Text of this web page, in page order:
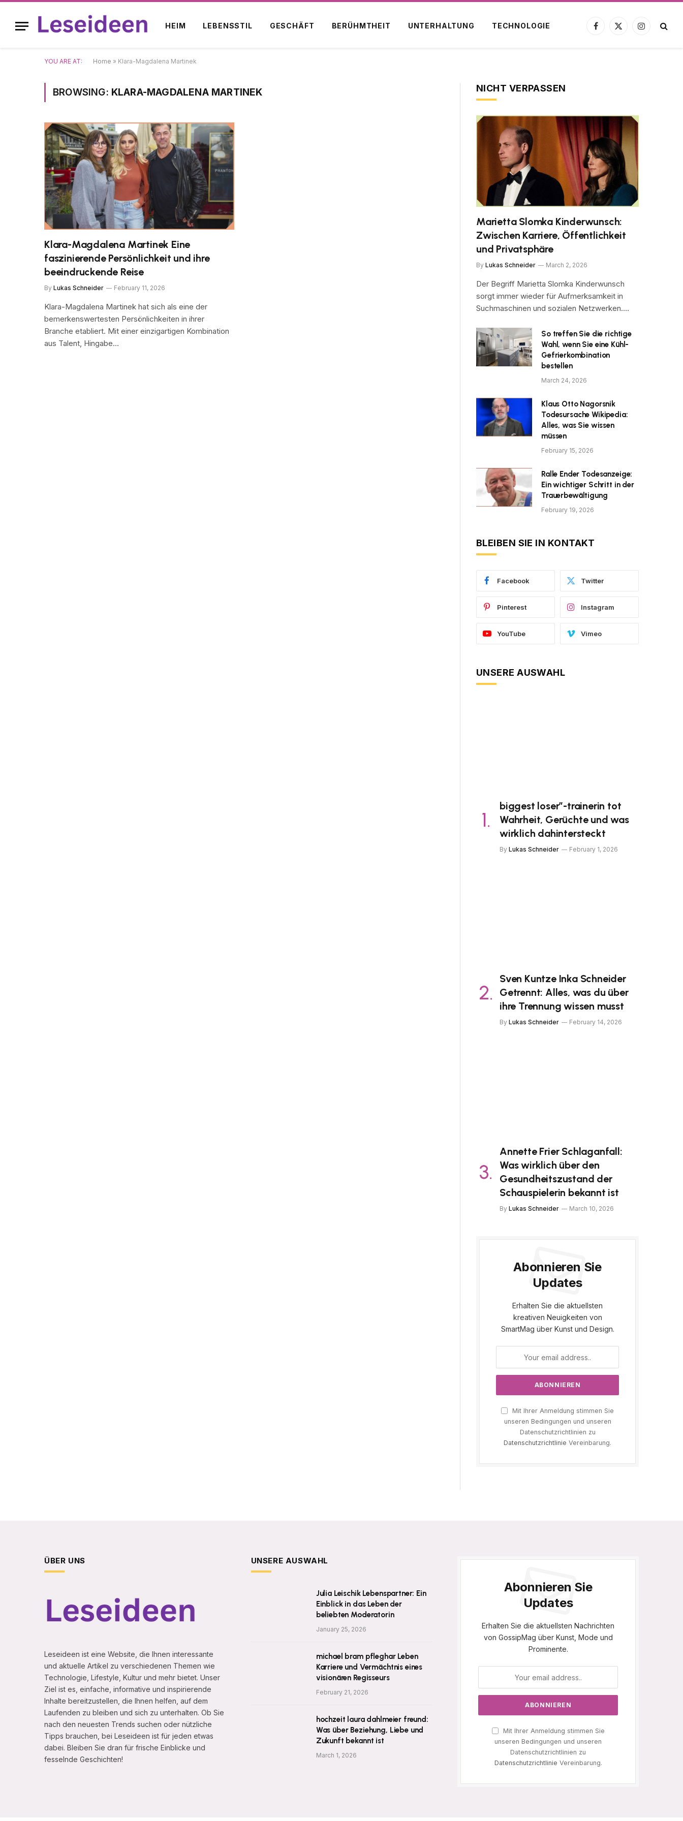
HEIM LEBENSSTIL GESCHÄFT BERÜHMTHEIT UNTERHALTUNG TECHNOLOGIE
Facebook
X
Instagram
YOU ARE AT: Home » Klara-Magdalena Martinek
BROWSING: KLARA-MAGDALENA MARTINEK
Klara-Magdalena Martinek Eine
faszinierende Persönlichkeit und ihre
beeindruckende Reise
By Lukas Schneider February 11, 2026
Klara-Magdalena Martinek hat sich als eine der
bemerkenswertesten Persönlichkeiten in ihrer
Branche etabliert. Mit einer einzigartigen Kombination
aus Talent, Hingabe…
NICHT VERPASSEN
Marietta Slomka Kinderwunsch:
Zwischen Karriere, Öffentlichkeit
und Privatsphäre
By Lukas Schneider March 2, 2026
Der Begriff Marietta Slomka Kinderwunsch
sorgt immer wieder für Aufmerksamkeit in
Suchmaschinen und sozialen Netzwerken.…
So treffen Sie die richtige
Wahl, wenn Sie eine Kühl-
Gefrierkombination
bestellen
March 24, 2026
Klaus Otto Nagorsnik
Todesursache Wikipedia:
Alles, was Sie wissen
müssen
February 15, 2026
Ralle Ender Todesanzeige:
Ein wichtiger Schritt in der
Trauerbewältigung
February 19, 2026
BLEIBEN SIE IN KONTAKT
Facebook Twitter
Pinterest Instagram
YouTube Vimeo
UNSERE AUSWAHL
biggest loser”-trainerin tot
Wahrheit, Gerüchte und was
wirklich dahintersteckt
By Lukas Schneider February 1, 2026
Sven Kuntze Inka Schneider
Getrennt: Alles, was du über
ihre Trennung wissen musst
By Lukas Schneider February 14, 2026
Annette Frier Schlaganfall:
Was wirklich über den
Gesundheitszustand der
Schauspielerin bekannt ist
By Lukas Schneider March 10, 2026
Abonnieren Sie
Updates
Erhalten Sie die aktuellsten
kreativen Neuigkeiten von
SmartMag über Kunst und Design.
Mit Ihrer Anmeldung stimmen Sie
unseren Bedingungen und unseren
Datenschutzrichtlinien zu
Datenschutzrichtlinie Vereinbarung.
ÜBER UNS
Leseideen ist eine Website, die Ihnen interessante
und aktuelle Artikel zu verschiedenen Themen wie
Technologie, Lifestyle, Kultur und mehr bietet. Unser
Ziel ist es, einfache, informative und inspirierende
Inhalte bereitzustellen, die Ihnen helfen, auf dem
Laufenden zu bleiben und sich zu unterhalten. Ob Sie
nach den neuesten Trends suchen oder nützliche
Tipps brauchen, bei Leseideen ist für jeden etwas
dabei. Bleiben Sie dran für frische Einblicke und
fesselnde Geschichten!
UNSERE AUSWAHL
Julia Leischik Lebenspartner: Ein
Einblick in das Leben der
beliebten Moderatorin
January 25, 2026
michael bram pfleghar Leben
Karriere und Vermächtnis eines
visionären Regisseurs
February 21, 2026
hochzeit laura dahlmeier freund:
Was über Beziehung, Liebe und
Zukunft bekannt ist
March 1, 2026
Abonnieren Sie
Updates
Erhalten Sie die aktuellsten Nachrichten
von GossipMag über Kunst, Mode und
Prominente.
Mit Ihrer Anmeldung stimmen Sie
unseren Bedingungen und unseren
Datenschutzrichtlinien zu
Datenschutzrichtlinie Vereinbarung.